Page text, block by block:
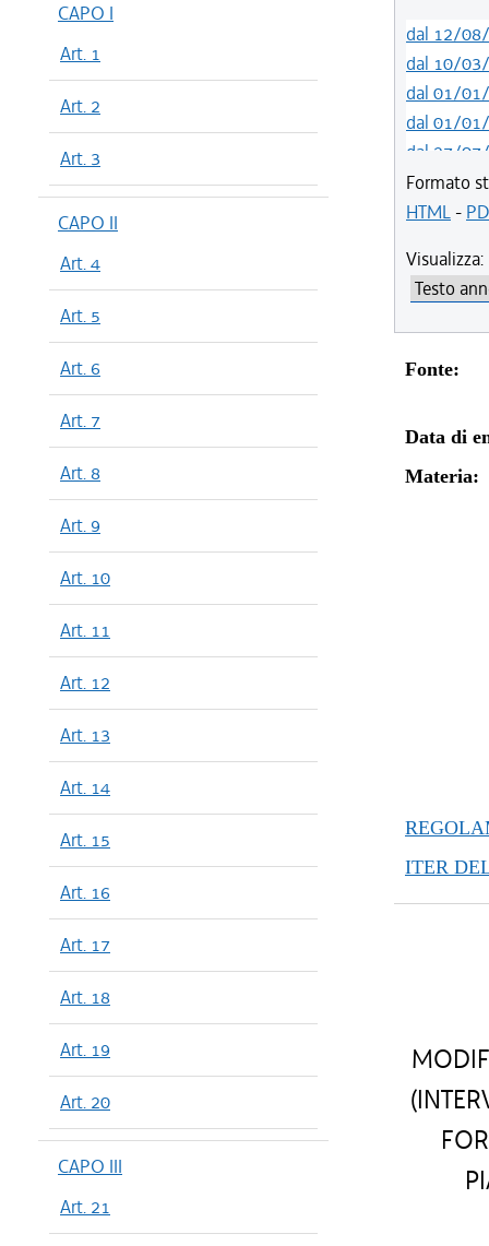
CAPO I
Art. 1
Art. 2
Art. 3
CAPO II
Art. 4
Art. 5
Art. 6
Art. 7
Art. 8
Art. 9
Art. 10
Art. 11
Art. 12
Art. 13
Art. 14
Art. 15
Art. 16
Art. 17
Art. 18
Art. 19
Art. 20
CAPO III
Art. 21
dal 12/
dal 10/
dal 01/
dal 01/
dal 27/
dal 13/
dal 07/
Formato
HTML-
Visualizza:
Fonte:
Data di
Materia:
ITER